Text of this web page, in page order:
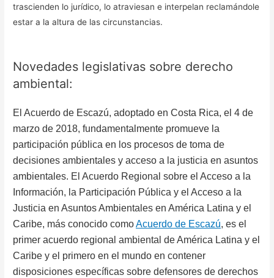
trascienden lo jurídico, lo atraviesan e interpelan reclamándole
estar a la altura de las circunstancias.
Novedades legislativas sobre derecho
ambiental:
El Acuerdo de Escazú, adoptado en Costa Rica, el 4 de
marzo de 2018, fundamentalmente promueve la
participación pública en los procesos de toma de
decisiones ambientales y acceso a la justicia en asuntos
ambientales. El Acuerdo Regional sobre el Acceso a la
Información, la Participación Pública y el Acceso a la
Justicia en Asuntos Ambientales en América Latina y el
Caribe, más conocido comoAcuerdo de Escazú, es el
primer acuerdo regional ambiental de América Latina y el
Caribe y el primero en el mundo en contener
disposiciones específicas sobre defensores de derechos